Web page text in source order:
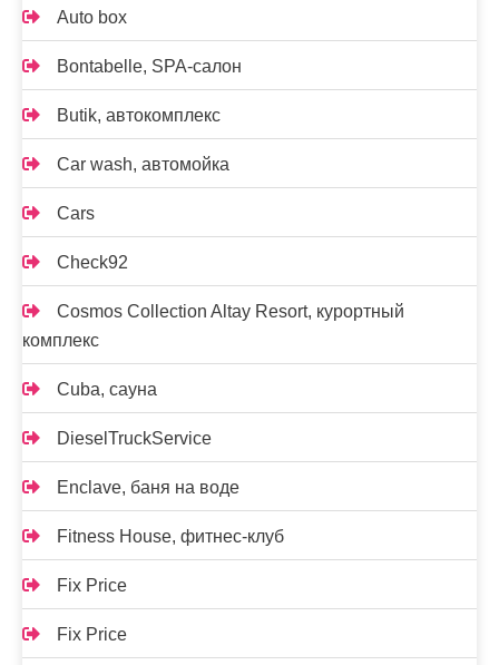
Auto box
Bontabelle, SPA-салон
Butik, автокомплекс
Car wash, автомойка
Cars
Check92
Cosmos Collection Altay Resort, курортный
комплекс
Cuba, сауна
DieselTruckService
Enclave, баня на воде
Fitness House, фитнес-клуб
Fix Price
Fix Price